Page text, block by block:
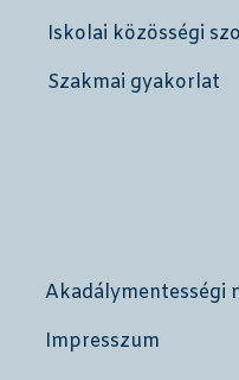
Iskolai közösségi
Szakmai gyakorlat
Akadálymentességi
Impresszum